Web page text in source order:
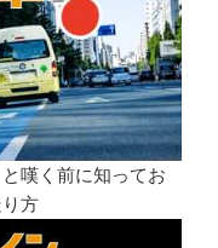
嘆く前に知ってお
方